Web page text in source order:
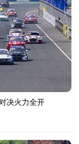
决火力全开